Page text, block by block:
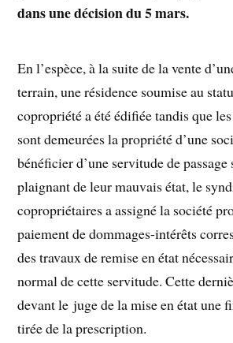
dans une décision du 5 mars.
En l’espèce, à la suite de la vente
terrain, une résidence soumise au
copropriété a été édifiée tandis que
sont demeurées la propriété d’une
bénéficier d’une servitude de passage
plaignant de leur mauvais état, le
copropriétaires a assigné la société
paiement de dommages-intérêts
des travaux de remise en état
normal de cette servitude. Cette
devant le juge de la mise en état une
tirée de la prescription.